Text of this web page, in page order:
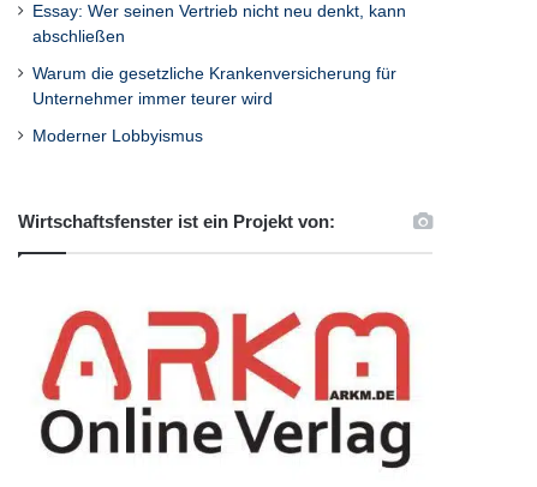
Essay: Wer seinen Vertrieb nicht neu denkt, kann
abschließen
Warum die gesetzliche Krankenversicherung für
Unternehmer immer teurer wird
Moderner Lobbyismus
Wirtschaftsfenster ist ein Projekt von: